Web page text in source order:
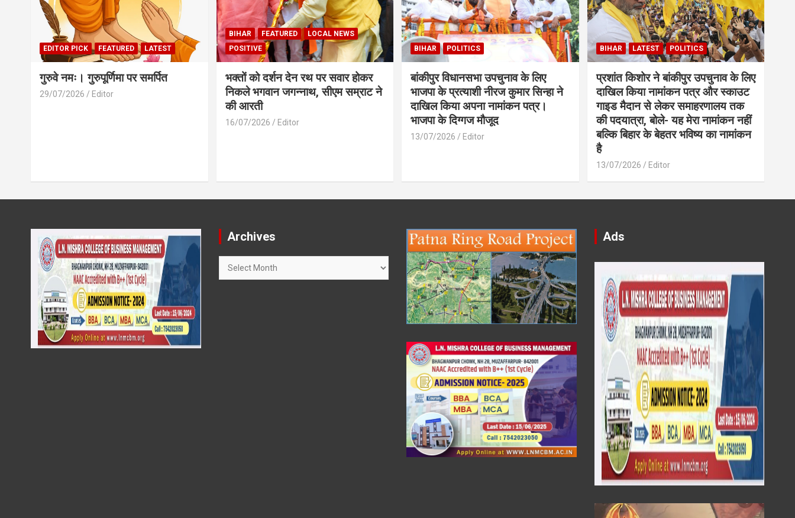
EDITOR PICK FEATURED LATEST
गुरुवे नमः। गुरुपूर्णिमा पर समर्पित
29/07/2026 Editor
BIHAR FEATURED
LOCAL NEWS
POSITIVE
भक्तों को दर्शन देन रथ पर सवार होकर
निकले भगवान जगन्नाथ, सीएम सम्राट ने
की आरती
16/07/2026 Editor
BIHAR POLITICS
बांकीपुर विधानसभा उपचुनाव के लिए
भाजपा के प्रत्याशी नीरज कुमार सिन्हा ने
दाखिल किया अपना नामांकन पत्र।
भाजपा के दिग्गज मौजूद
13/07/2026 Editor
BIHAR LATEST POLITICS
प्रशांत किशोर ने बांकीपुर उपचुनाव के लिए
दाखिल किया नामांकन पत्र और स्काउट
गाइड मैदान से लेकर समाहरणालय तक
की पदयात्रा, बोले- यह मेरा नामांकन नहीं
बल्कि बिहार के बेहतर भविष्य का नामांकन
है
13/07/2026 Editor
Archives Ads